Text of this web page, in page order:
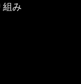
み